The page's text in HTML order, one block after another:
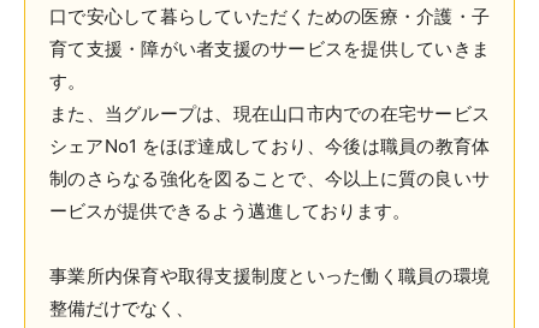
口で安心して暮らしていただくための医療・介護・子
育て支援・障がい者支援のサービスを提供していきま
す。
また、当グループは、現在山口市内での在宅サービス
シェアNo1 をほぼ達成しており、今後は職員の教育体
制のさらなる強化を図ることで、今以上に質の良いサ
ービスが提供できるよう邁進しております。
事業所内保育や取得支援制度といった働く職員の環境
整備だけでなく、